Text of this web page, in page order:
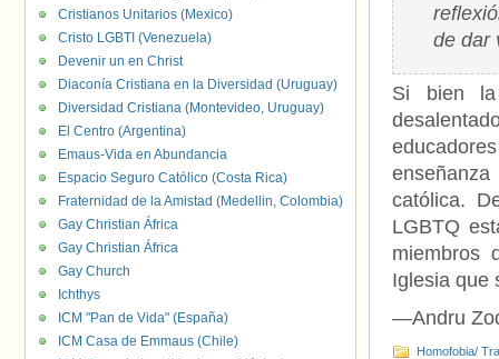
de dar
Si bien
católica.
LGBTQ
miembros
Iglesia que
—Andru
Homofobia/
Cristianos Unitarios (Mexico)
Cristo LGBTI (Venezuela)
Devenir un en Christ
Diaconía Cristiana en la Diversidad (Uruguay)
Diversidad Cristiana (Montevideo, Uruguay)
El Centro (Argentina)
Emaus-Vida en Abundancia
Espacio Seguro Católico (Costa Rica)
Fraternidad de la Amistad (Medellin, Colombia)
Gay Christian África
Gay Christian África
Gay Church
Ichthys
ICM "Pan de Vida" (España)
ICM Casa de Emmaus (Chile)